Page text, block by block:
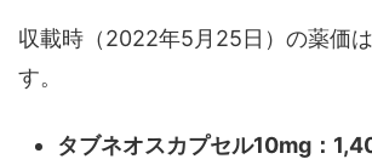
収載時（2022年5月25日）の薬価
す。
タブネオスカプセル10mg：